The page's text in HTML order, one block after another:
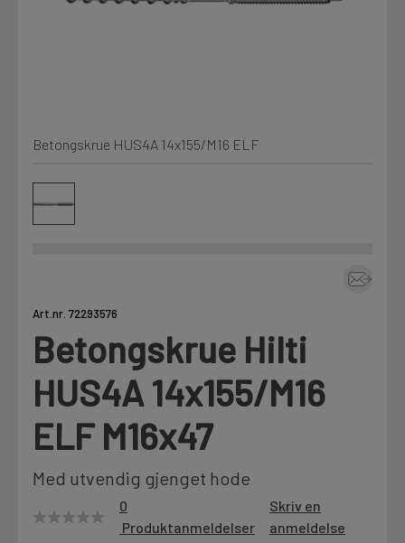
Annet
Fag
Motek
Finn butikk
Kontakt og åpningstider
Prislister
Firmainformasjon
LOGG UT
Betongskrue HUS4A 14x155/M16 ELF
Art.nr. 72293576
Betongskrue Hilti
HUS4A 14x155/M16
ELF M16x47
Med utvendig gjenget hode
0
Produktanmeldelser
Skriv en
anmeldelse